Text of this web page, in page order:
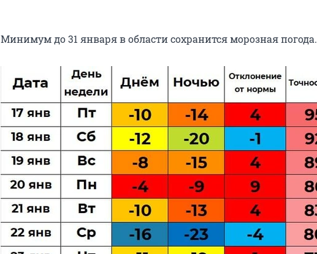
Минимум до 31 января в области сохранится морозная погода.